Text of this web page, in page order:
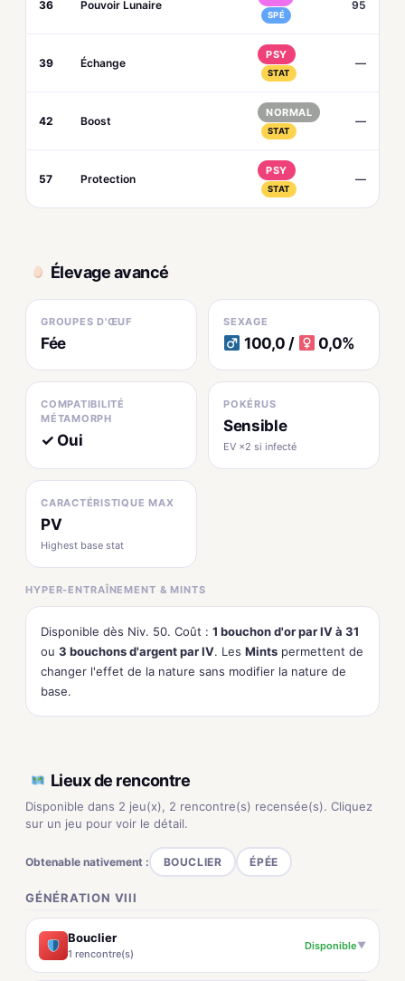
36 Pouvoir Lunaire
SPÉ
95
39 Échange
PSY
STAT
—
42 Boost
NORMAL
STAT
—
57 Protection
PSY
STAT
—
Élevage avancé
GROUPES D'ŒUF
Fée
SEXAGE
100,0 / 0,0%
COMPATIBILITÉ
MÉTAMORPH
✓ Oui
POKÉRUS
Sensible
EV ×2 si infecté
CARACTÉRISTIQUE MAX
PV
Highest base stat
HYPER-ENTRAÎNEMENT & MINTS
Disponible dès Niv. 50. Coût : 1 bouchon d'or par IV à 31
ou 3 bouchons d'argent par IV. Les Mints permettent de
changer l'effet de la nature sans modifier la nature de
base.
Lieux de rencontre
Disponible dans 2 jeu(x), 2 rencontre(s) recensée(s). Cliquez
sur un jeu pour voir le détail.
Obtenable nativement : BOUCLIER ÉPÉE
GÉNÉRATION VIII
Bouclier
1 rencontre(s)
Disponible▼